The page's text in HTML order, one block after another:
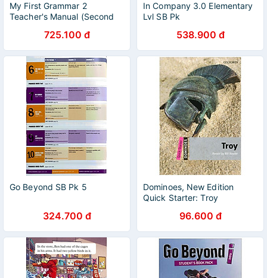
My First Grammar 2
Teacher's Manual (Second
725.100 đ
In Company 3.0 Elementary
Lvl SB Pk
538.900 đ
Go Beyond SB Pk 5
324.700 đ
Dominoes, New Edition
Quick Starter: Troy
96.600 đ